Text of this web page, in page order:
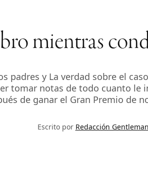
mientras
y La verdad sobre el
tomar notas de todo cuanto
de ganar el Gran Premio de
Escrito por Redacción Gentleman